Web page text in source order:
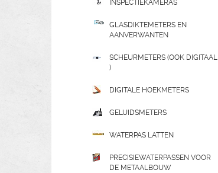
INSPECTIEKAMERAS
GLASDIKTEMETERS EN
AANVERWANTEN
SCHEURMETERS (OOK DIGITAAL
)
DIGITALE HOEKMETERS
GELUIDSMETERS
WATERPAS LATTEN
PRECISIEWATERPASSEN VOOR
DE METAALBOUW